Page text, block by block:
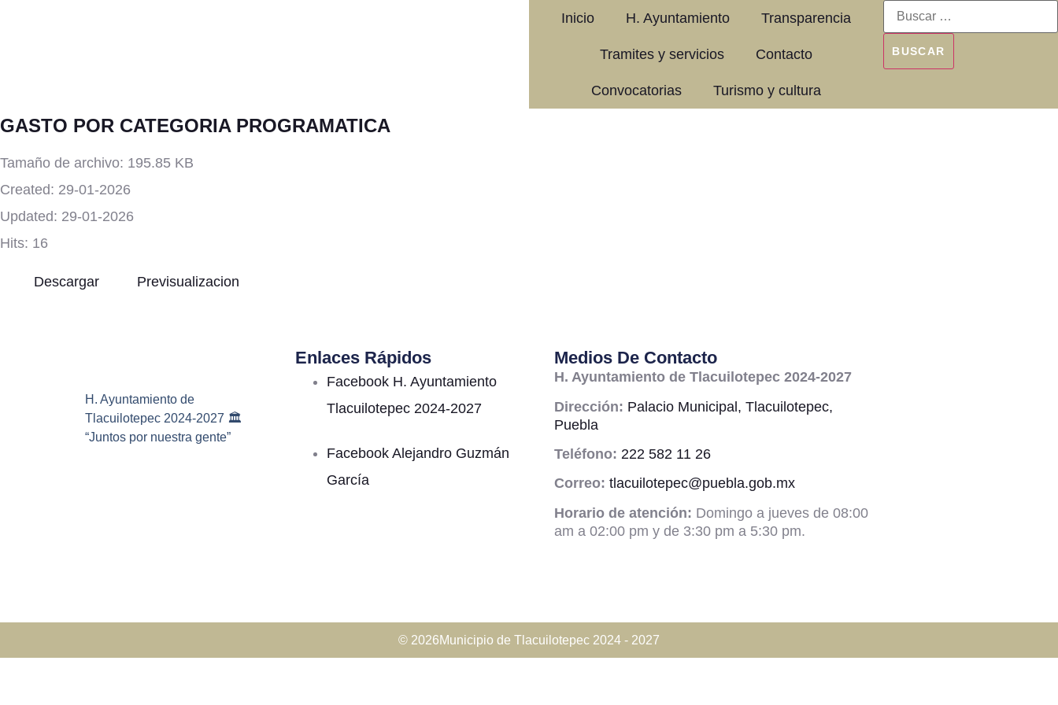
Inicio H. Ayuntamiento Transparencia
Tramites y servicios Contacto
Convocatorias Turismo y cultura
GASTO POR CATEGORIA PROGRAMATICA
Tamaño de archivo: 195.85 KB
Created: 29-01-2026
Updated: 29-01-2026
Hits: 16
Descargar Previsualizacion
H. Ayuntamiento de
Tlacuilotepec 2024-2027 🏛️
“Juntos por nuestra gente”
Enlaces Rápidos
Facebook H. Ayuntamiento
Tlacuilotepec 2024-2027
Facebook Alejandro Guzmán
García
Medios De Contacto
H. Ayuntamiento de Tlacuilotepec 2024-2027
Dirección: Palacio Municipal, Tlacuilotepec,
Puebla
Teléfono: 222 582 11 26
Correo: tlacuilotepec@puebla.gob.mx
Horario de atención: Domingo a jueves de 08:00
am a 02:00 pm y de 3:30 pm a 5:30 pm.
© 2026Municipio de Tlacuilotepec 2024 - 2027